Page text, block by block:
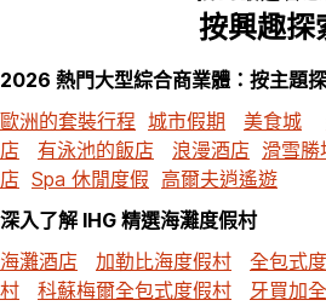
按興趣探
2026 熱門大型綜合商業體：按主題
歐洲的套裝行程 城市假期 美食城
店
有泳池的飯店 浪漫酒店 滑雪勝
店 Spa 休閒度假 高爾夫逍遙遊
深入了解 IHG 精選海灘度假村
海灘酒店
加勒比海度假村 全包式
村
科蘇梅爾全包式度假村 牙買加